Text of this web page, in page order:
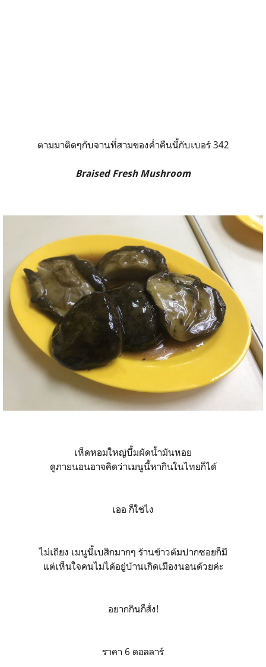
ตามมาติดๆกับจานที่สามของค่ำคืนนี้กับเบอร์ 342
Braised Fresh Mushroom
เห็ดหอมใหญ่บึ้มผัดน้ำมันหอย
ดูภายนอนอาจคิดว่าเมนูนี้หากินในไทยก็ได้
เออ ก็ใช่ไง
ไม่เถียง เมนูนี้เบสิกมากๆ ร้านข้าวต้มปากซอยก็มี
แต่เห็นใจคนไม่ได้อยู่บ้านเกิดเมืองนอนด้วยค่ะ
อยากกินก็สั่ง!
ราคา 6 ดอลลาร์